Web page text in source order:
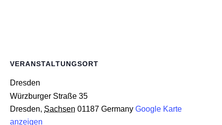
VERANSTALTUNGSORT
Dres­den
Würzburger Straße 35
Dresden, Sachsen 01187 Germany Google Karte
anzeigen